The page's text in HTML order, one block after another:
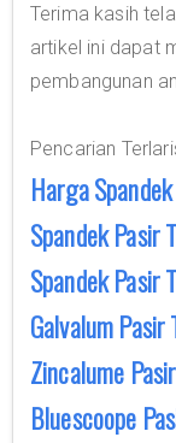
Terima kasih
artikel ini dapat
pembangunan
Pencarian
Harga
Spandek Pasir
Spandek Pasir
Galvalum
Zincalume
Bluescoope